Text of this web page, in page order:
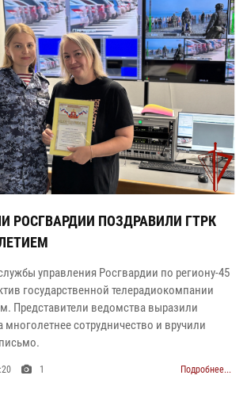
РОСГВАРДИИ ПОЗДРАВИЛИ ГТРК
управления Росгвардии по региону-45
государственной телерадиокомпании
Представители ведомства выразили
многолетнее сотрудничество и вручили
1 Подробнее...